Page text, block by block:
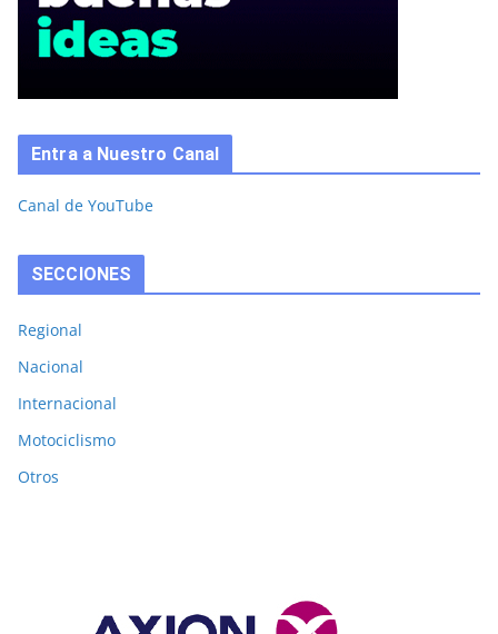
Entra a Nuestro Canal
Canal de YouTube
SECCIONES
Regional
Nacional
Internacional
Motociclismo
Otros